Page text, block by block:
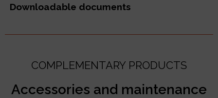
Downloadable documents
COMPLEMENTARY PRODUCTS
Accessories and maintenance